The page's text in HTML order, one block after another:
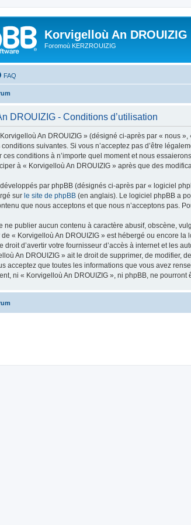
Korvigelloù An DROUIZIG
Foromoù KERZROUIZIG
FAQ
DROUIZIG - Conditions d’utilisation
An DROUIZIG » (désigné ci-après par « nous
suivantes. Si vous n’acceptez pas d’être
ces conditions à n’importe quel moment et nous
à « Korvigelloù An DROUIZIG » après que des
par phpBB (désignés ci-après par « logiciel
sur le site de phpBB (en anglais). Le logiciel phpBB a
que nous acceptons et que nous n’acceptons pas.
ne publier aucun contenu à caractère abusif, obscène,
« Korvigelloù An DROUIZIG » est hébergé ou encore
droit d’avertir votre fournisseur d’accès à internet et les
An DROUIZIG » ait le droit de supprimer, de modifier,
acceptez que toutes les informations que vous avez
ni « Korvigelloù An DROUIZIG », ni phpBB, ne